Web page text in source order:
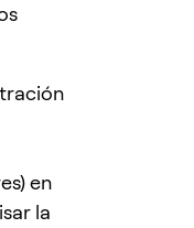
en
la